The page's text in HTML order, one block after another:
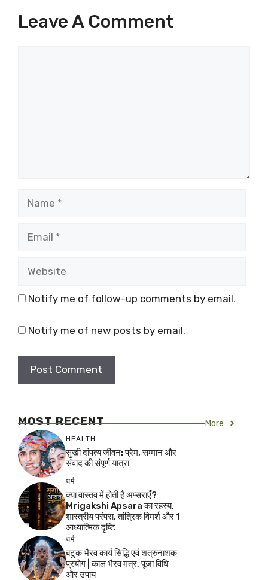
Leave A Comment
Notify me of follow-up comments by email.
Notify me of new posts by email.
MOST RECENT More
HEALTH
सुखी दांपत्य जीवन: प्रेम, सम्मान और
संवाद की संपूर्ण यात्रा
धर्म
क्या वास्तव में होती हैं अप्सराएँ?
Mrigakshi Apsara का रहस्य,
शास्त्रीय परंपरा, तांत्रिक विमर्श और 1
आध्यात्मिक दृष्टि
धर्म
बटुक भैरव कार्य सिद्धि एवं शत्रुनाशक
प्रयोग | काल भैरव मंत्र, पूजा विधि
और उपाय